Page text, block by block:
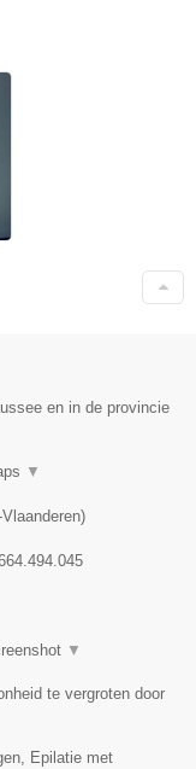
en in de provincie
▼
)
▼
te vergroten door
Epilatie met